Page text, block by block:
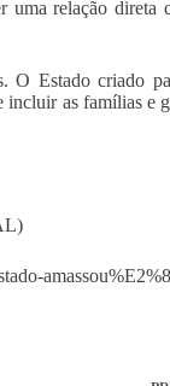
uma relação direta
O Estado criado
incluir as famílias e